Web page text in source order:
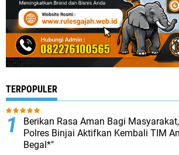
TERPOPULER
Berikan Rasa Aman Bagi Masyarakat,
Polres Binjai Aktifkan Kembali TIM
Begal*"